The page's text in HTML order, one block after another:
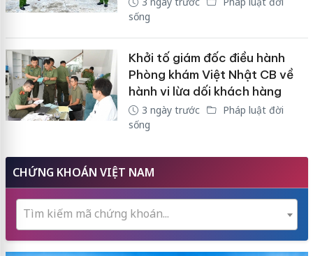
sống
Khởi tố giám đốc điều hành
Phòng khám Việt Nhật CB về
hành vi lừa dối khách hàng
3 ngày trước
Pháp luật đời
sống
CHỨNG KHOÁN VIỆT NAM
Tìm kiếm mã chứng khoán...